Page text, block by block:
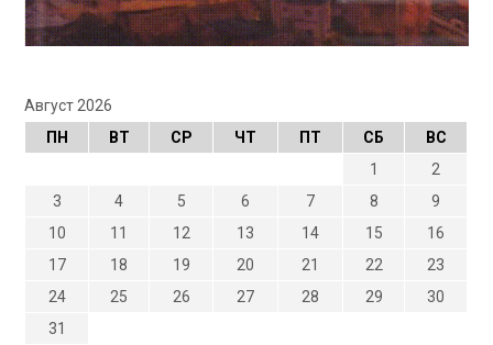
Август 2026
ПН
ВТ СР ЧТ ПТ СБ
ВС
1
2
3
4 5 6 7 8
9
10
11 12 13 14 15
16
17
18 19 20 21 22
23
24
25 26 27 28 29
30
31